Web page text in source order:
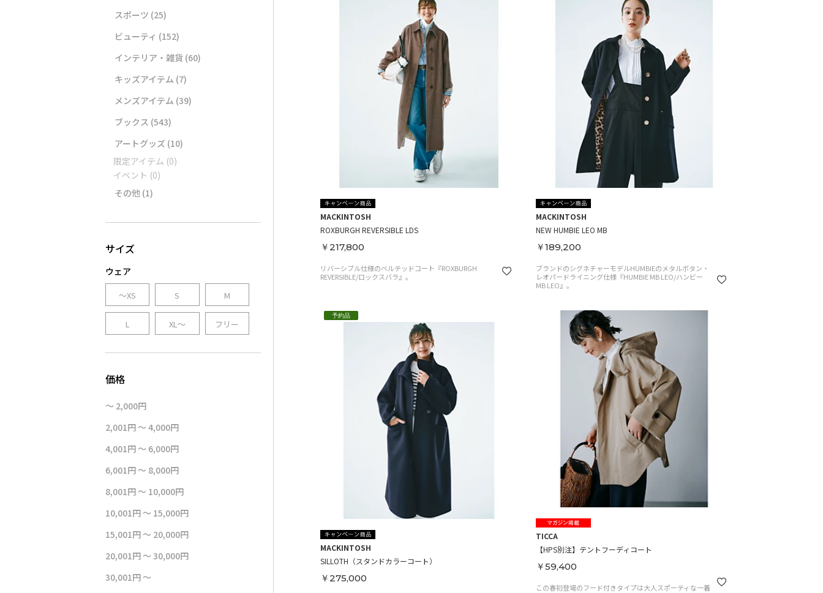
スポーツ (25)
ビューティ (152)
インテリア・雑貨 (60)
キッズアイテム (7)
メンズアイテム (39)
ブックス (543)
アートグッズ (10)
限定アイテム (0)
イベント (0)
その他 (1)
ウェア
～XS S M
L XL～ フリー
～ 2,000円
2,001円 ～ 4,000円
4,001円 ～ 6,000円
6,001円 ～ 8,000円
8,001円 ～ 10,000円
10,001円 ～ 15,000円
15,001円 ～ 20,000円
20,001円 ～ 30,000円
30,001円 ～
MACKINTOSH
ROXBURGH REVERSIBLE LDS
￥217,800
リバーシブル仕様のベルテッドコート『ROXBURGH
REVERSIBLE/ロックスバラ』。
MACKINTOSH
NEW HUMBIE LEO MB
￥189,200
ブランドのシグネチャーモデルHUMBIEのメタルボタン・
レオパードライニング仕様『HUMBIE MB LEO/ハンビー
MB LEO』。
予約品
MACKINTOSH
SILLOTH（スタンドカラーコート）
￥275,000
TICCA
【HPS別注】テントフーディコート
￥59,400
この春初登場のフード付きタイプは大人スポーティな一着